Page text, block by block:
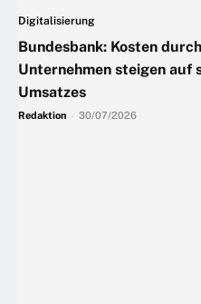
Digitalisierung
Bundesbank: Kosten
Unternehmen steigen auf
Umsatzes
Redaktion 30/07/2026